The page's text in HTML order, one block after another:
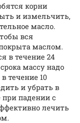
корни
и измельчить,
масло.
вся
маслом.
в течение 24
массу надо
течение 10
и убрать в
падении с
лечить